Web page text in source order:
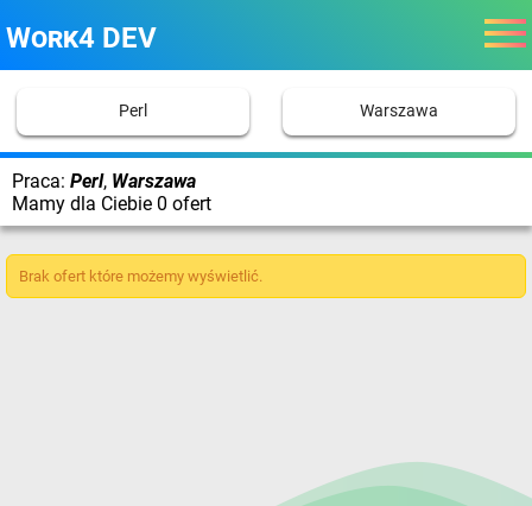
Work4 DEV
Perl Warszawa
Praca: Perl, Warszawa
Mamy dla Ciebie 0 ofert
Brak ofert które możemy wyświetlić.